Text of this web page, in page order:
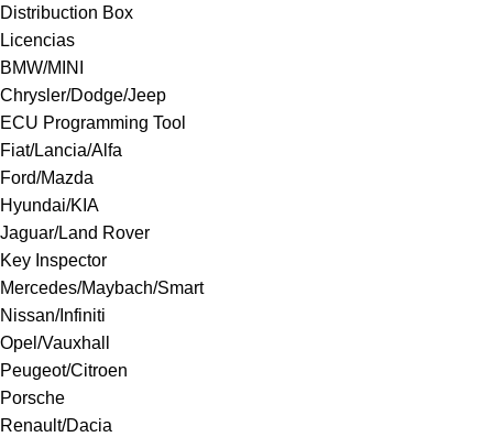
Distribuction Box
Licencias
BMW/MINI
Chrysler/Dodge/Jeep
ECU Programming Tool
Fiat/Lancia/Alfa
Ford/Mazda
Hyundai/KIA
Jaguar/Land Rover
Key Inspector
Mercedes/Maybach/Smart
Nissan/Infiniti
Opel/Vauxhall
Peugeot/Citroen
Porsche
Renault/Dacia